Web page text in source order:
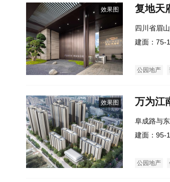
效果图 复地天
四川省眉
建面：75-
公园地产
效果图 万为江
阜成路与
建面：95-
公园地产